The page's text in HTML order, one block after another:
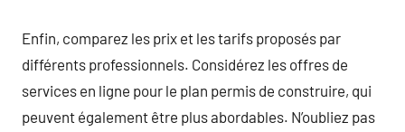
Enfin, comparez les prix et les tarifs proposés par
différents professionnels. Considérez les offres de
services en ligne pour le plan permis de construire, qui
peuvent également être plus abordables. N’oubliez pas